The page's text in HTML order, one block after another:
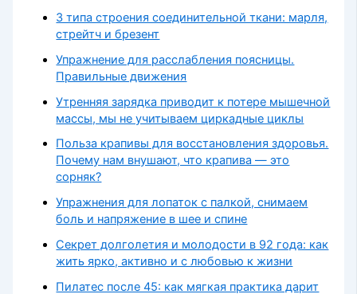
3 типа строения соединительной ткани: марля,
стрейтч и брезент
Упражнение для расслабления поясницы.
Правильные движения
Утренняя зарядка приводит к потере мышечной
массы, мы не учитываем циркадные циклы
Польза крапивы для восстановления здоровья.
Почему нам внушают, что крапива — это
сорняк?
Упражнения для лопаток с палкой, снимаем
боль и напряжение в шее и спине
Секрет долголетия и молодости в 92 года: как
жить ярко, активно и с любовью к жизни
Пилатес после 45: как мягкая практика дарит